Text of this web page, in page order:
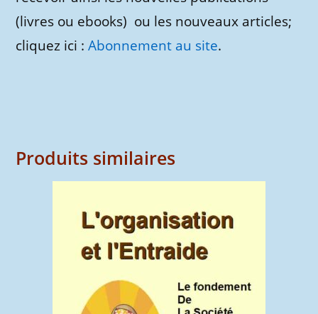
(livres ou ebooks) ou les nouveaux articles;
cliquez ici :Abonnement au site.
Produits similaires